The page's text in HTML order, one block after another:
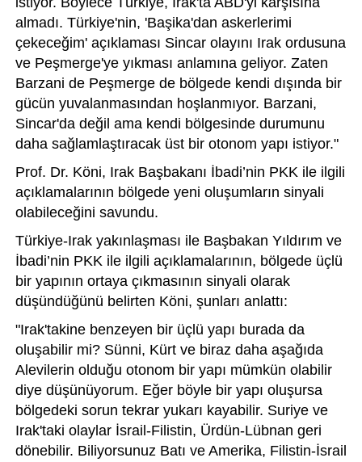
almadı. Türkiye'nin, 'Başika'dan askerlerimi
çekeceğim' açıklaması Sincar olayını Irak ordusuna
ve Peşmerge'ye yıkması anlamına geliyor. Zaten
Barzani de Peşmerge de bölgede kendi dışında bir
gücün yuvalanmasından hoşlanmıyor. Barzani,
Sincar'da değil ama kendi bölgesinde durumunu
daha sağlamlaştıracak üst bir otonom yapı istiyor."
Prof. Dr. Köni, Irak Başbakanı İbadi’nin PKK ile ilgili
açıklamalarının bölgede yeni oluşumların sinyali
olabileceğini savundu.
Türkiye-Irak yakınlaşması ile Başbakan Yıldırım ve
İbadi’nin PKK ile ilgili açıklamalarının, bölgede üçlü
bir yapının ortaya çıkmasının sinyali olarak
düşündüğünü belirten Köni, şunları anlattı:
"Irak'takine benzeyen bir üçlü yapı burada da
oluşabilir mi? Sünni, Kürt ve biraz daha aşağıda
Alevilerin olduğu otonom bir yapı mümkün olabilir
diye düşünüyorum. Eğer böyle bir yapı oluşursa
bölgedeki sorun tekrar yukarı kayabilir. Suriye ve
Irak'taki olaylar İsrail-Filistin, Ürdün-Lübnan geri
dönebilir. Biliyorsunuz Batı ve Amerika, Filistin-İsrail